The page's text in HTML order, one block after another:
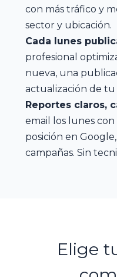
con más tráfico y
sector y ubicación.
Cada lunes
profesional
nueva, una
actualización de tu
Reportes claros,
email los lunes con
posición en
campañas. Sin
Elige